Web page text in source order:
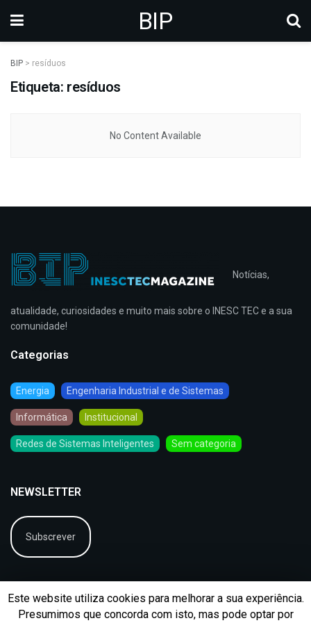
BIP
BIP > resíduos
Etiqueta: resíduos
No Content Available
Notícias,
atualidade, curiosidades e muito mais sobre o INESC TEC e a sua
comunidade!
Categorias
Energia Engenharia Industrial e de Sistemas
Informática Institucional
Redes de Sistemas Inteligentes Sem categoria
NEWSLETTER
Subscrever
Este website utiliza cookies para melhorar a sua experiência.
Presumimos que concorda com isto, mas pode optar por